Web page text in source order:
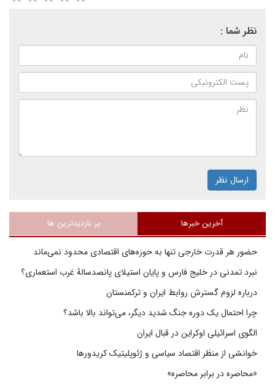
نظر شما :
ارسال نظر
آخرین خبرها پر بازدیدترین ها
حضور هر قدرت خارجی تنها به حوزه‌های اقتصادی محدود نمی‌ماند
نبرد تمدنی در خلیج فارس و پایان استیلای پانصدسالۀ غرب استعماری؟
درباره لزوم گسترش روابط ایران و ترکمنستان
چرا احتمال یک دوره جنگ شدید دیگر، می‌تواند بالا باشد؟
الگوی اسرائیلی اوکراین در قبال ایران
خوانشی از منظر اقتصاد سیاسی و ژئوپلیتیک کریدورها
«محاصره در برابر محاصره»